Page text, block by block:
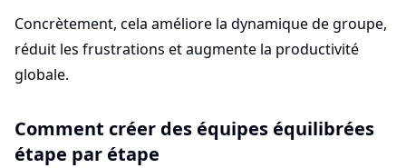
Concrètement, cela améliore la dynamique de groupe,
réduit les frustrations et augmente la productivité
globale.
Comment créer des équipes équilibrées
étape par étape